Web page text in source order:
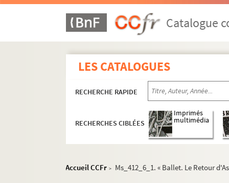
Catalogue
LES CATALOGUES
RECHERCHE RAPIDE
RECHERCHES CIBLÉES
Imprimés
multimédia
Accueil CCFr > Ms_412_6_1. « Ballet. Le Retour